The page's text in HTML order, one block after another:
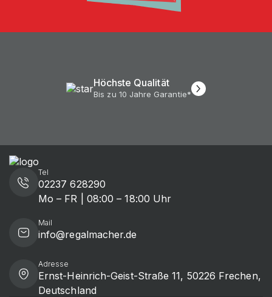
Höchste Qualität
Bis zu 10 Jahre Garantie*
Tel
02237 628290
Mo – FR | 08:00 – 18:00 Uhr
Mail
info@regalmacher.de
Adresse
Ernst-Heinrich-Geist-Straße 11, 50226 Frechen,
Deutschland